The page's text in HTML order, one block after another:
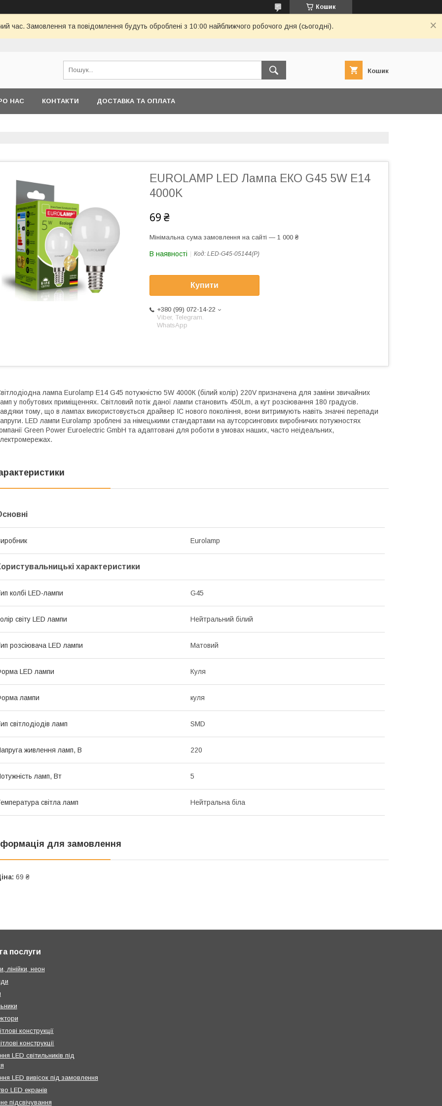
Кошик
час. Замовлення та повідомлення будуть оброблені з 10:00 найближчого робочого дня (сьогодні).
Кошик
НАС КОНТАКТИ ДОСТАВКА ТА ОПЛАТА
EUROLAMP LED Лампа ЕКО G45 5W E14
4000K
69 ₴
Мінімальна сума замовлення на сайті — 1 000 ₴
В наявності Код: LED-G45-05144(P)
Купити
+380 (99) 072-14-22
Viber, Telegram.
WhatsApp
лампа Eurolamp E14 G45 потужністю 5W 4000К (білий колір) 220V призначена для заміни звичайних
у побутових приміщеннях. Світловий потік даної лампи становить 450Lm, а кут розсіювання 180 градусів.
тому, що в лампах використовується драйвер IC нового покоління, вони витримують навіть значні перепади
LED лампи Eurolamp зроблені за німецькими стандартами на аутсорсингових виробничих потужностях
Green Power Euroelectric GmbH та адаптовані для роботи в умовах наших, часто неідеальних,
Eurolamp
характеристики
колбі LED-лампи G45
світу LED лампи Нейтральний білий
розсіювача LED лампи Матовий
LED лампи Куля
лампи куля
світлодіодів ламп SMD
живлення ламп, В 220
ламп, Вт 5
світла ламп Нейтральна біла
для замовлення
69 ₴
послуги
лінійки, неон
конструкції
конструкції
LED світильників під
LED вивісок під замовлення
LED екранів
підсвічування